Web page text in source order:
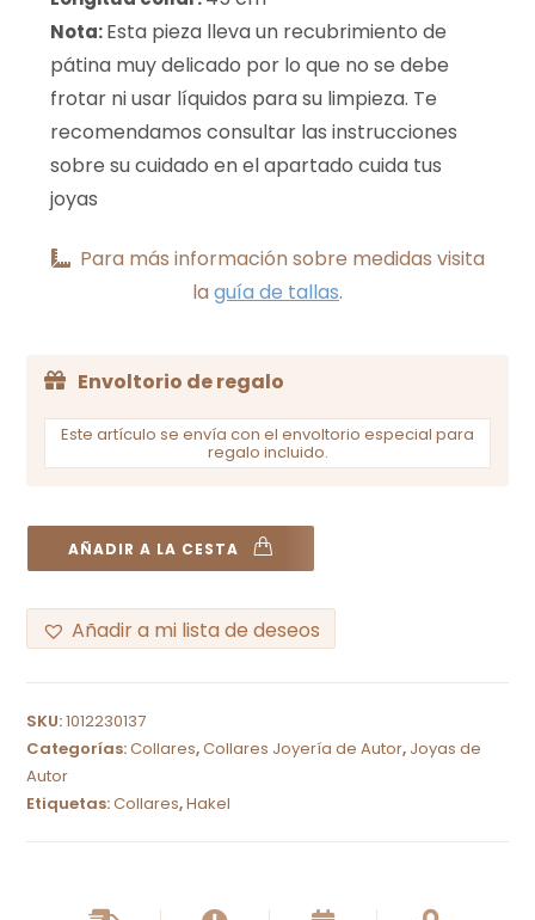
Nota:Esta pieza lleva un recubrimiento de
pátina muy delicado por lo que no se debe
frotar ni usar líquidos para su limpieza. Te
recomendamos consultar las instrucciones
sobre su cuidado en el apartado cuida tus
joyas
Para más información sobre medidas visita
laguía de tallas.
Envoltorio de regalo
Este artículo se envía con el envoltorio especial para
regalo incluido.
AÑADIR A LA CESTA
Añadir a mi lista de deseos
t
e
r
SKU:1012230137
Categorías:Collares,Collares Joyería de Autor, Joyas de
Autor
Etiquetas:Collares,Hakel